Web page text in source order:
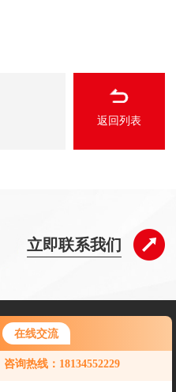
在线交流
咨询热线：18134552229
返回列表
立即联系我们